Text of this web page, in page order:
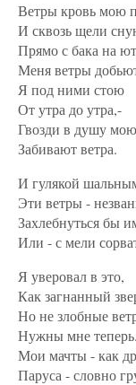
Ветры кровь мою
И сквозь щели
Прямо с бака на
Меня ветры
Я под ними стою
От утра до утра,-
Гвозди в душу мою
Забивают ветра.
И гулякой
Эти ветры -
Захлебнуться бы
Или - с мели
Я уверовал в это,
Как загнанный
Но не злобные
Нужны мне теперь.
Мои мачты - как
Паруса - словно